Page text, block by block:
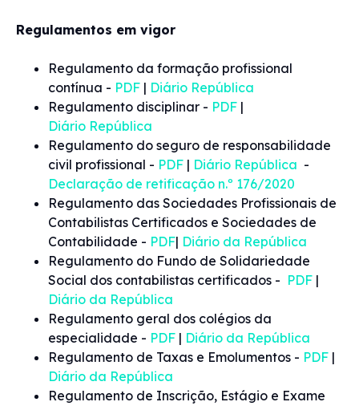
Regulamentos em vigor
Regulamento da formação profissional
contínua - PDF | Diário República
Regulamento disciplinar - PDF |
Diário República
Regulamento do seguro de responsabilidade
civil profissional - PDF | Diário República -
Declaração de retificação n.º 176/2020
Regulamento das Sociedades Profissionais de
Contabilistas Certificados e Sociedades de
Contabilidade - PDF| Diário da República
Regulamento do Fundo de Solidariedade
Social dos contabilistas certificados - PDF |
Diário da República
Regulamento geral dos colégios da
especialidade - PDF | Diário da República
Regulamento de Taxas e Emolumentos - PDF |
Diário da República
Regulamento de Inscrição, Estágio e Exame